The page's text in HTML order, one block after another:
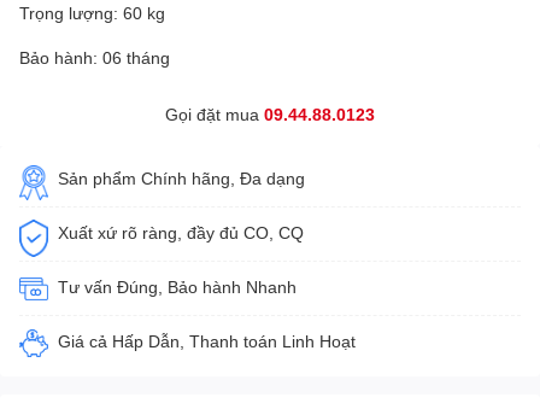
Trọng lượng: 60 kg
Bảo hành: 06 tháng
Gọi đặt mua 09.44.88.0123
Sản phẩm Chính hãng, Đa dạng
Xuất xứ rõ ràng, đầy đủ CO, CQ
Tư vấn Đúng, Bảo hành Nhanh
Giá cả Hấp Dẫn, Thanh toán Linh Hoạt